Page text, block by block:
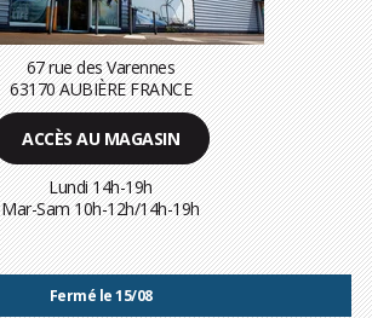
67 rue des Varennes
63170 AUBIÈRE FRANCE
ACCÈS AU MAGASIN
Lundi 14h-19h
Mar-Sam 10h-12h/14h-19h
Fermé le 15/08